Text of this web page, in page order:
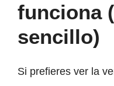
funciona
sencillo)
Si prefieres ver la